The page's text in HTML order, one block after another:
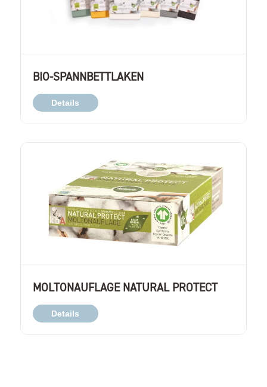
BIO-SPANNBETTLAKEN
Details
MOLTONAUFLAGE NATURAL PROTECT
Details